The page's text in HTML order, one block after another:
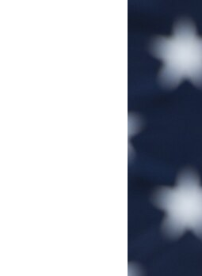
УКРАЇНСЬКА ПРОБЛЕМА КРИМУ